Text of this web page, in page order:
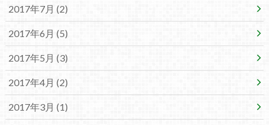
2017年7月 (2)
2017年6月 (5)
2017年5月 (3)
2017年4月 (2)
2017年3月 (1)